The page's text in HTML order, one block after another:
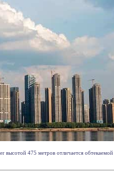
475 метров отличается